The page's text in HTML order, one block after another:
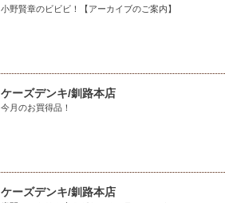
小野賢章のビビビ！【アーカイブのご案内】
ケーズデンキ/釧路本店
今月のお買得品！
ケーズデンキ/釧路本店